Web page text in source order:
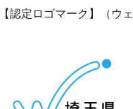
【認定ロゴマーク】（ウ